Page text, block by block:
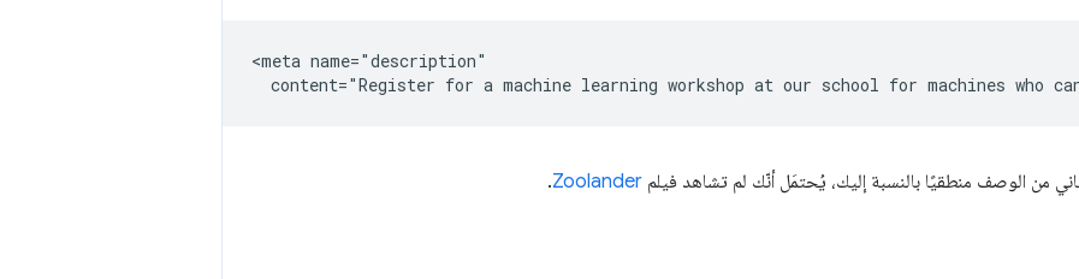
<meta name="description"
من الوصف منطقيًا بالنسبة إليك، يُحتمَل أنّك لم تشاهد فيلم Zoolander
.